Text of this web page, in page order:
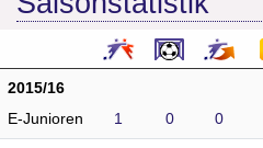
2015/16
E-Junioren
1 0 0